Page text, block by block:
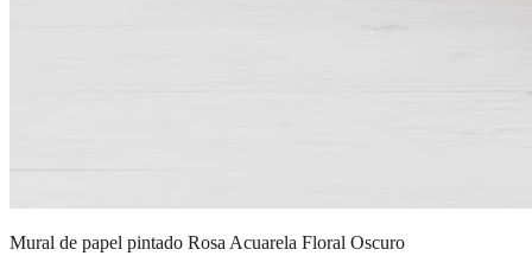
Mural de papel pintado Rosa Acuarela Floral Oscuro